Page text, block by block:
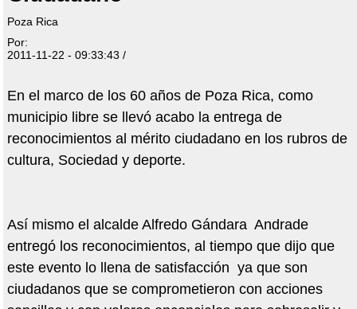
Poza Rica
Por:
2011-11-22 - 09:33:43 /
En el marco de los 60 años de Poza Rica, como
municipio libre se llevó acabo la entrega de
reconocimientos al mérito ciudadano en los rubros de
cultura, Sociedad y deporte.
Así mismo el alcalde Alfredo Gándara Andrade
entregó los reconocimientos, al tiempo que dijo que
este evento lo llena de satisfacción ya que son
ciudadanos que se comprometieron con acciones